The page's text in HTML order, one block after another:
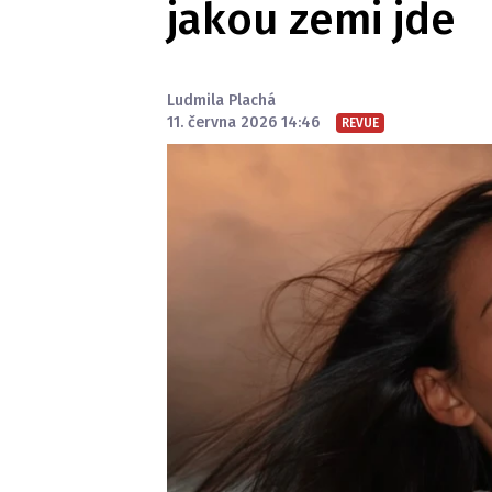
jakou zemi jde
Ludmila Plachá
11. června 2026 14:46
REVUE